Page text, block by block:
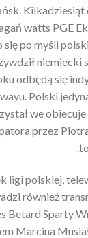
Kilkadziesiąt
watts PGE
się po myśli
niemiecki
odbędą się
Polski
we
przez
ligi polskiej,
również
Betard Sparty
Marcina